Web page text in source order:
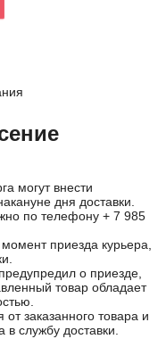
могут внести
дня доставки.
по телефону + 7 985
момент приезда курьера,
о приезде,
товар обладает
от заказанного товара и
в службу доставки.